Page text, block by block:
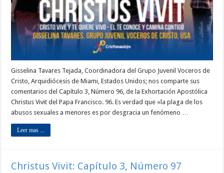
Gisselina Tavares Tejada, Coordinadora del Grupo Juvenil Voceros de
Cristo, Arquidiócesis de Miami, Estados Unidos; nos comparte sus
comentarios del Capítulo 3, Número 96, de la Exhortación Apostólica
Christus Vivit del Papa Francisco. 96. Es verdad que «la plaga de los
abusos sexuales a menores es por desgracia un fenómeno …
Leer mas ...
Christus Vivit: Capítulo 3, Número 97